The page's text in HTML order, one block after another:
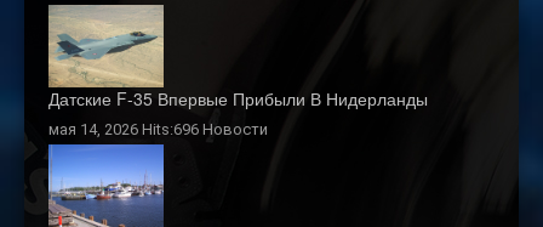
Датские F-35 Впервые Прибыли В Нидерланды
мая 14, 2026 Hits:696 Новости